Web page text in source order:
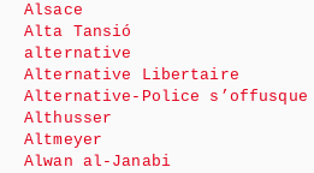
Alsace
Alta Tansió
alternative
Alternative Libertaire
Alternative-Police s’offusque
Althusser
Altmeyer
Alwan al-Janabi